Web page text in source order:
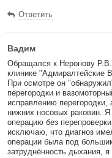
Ответить
Вадим
Обращался к Неронову
клинике "Адмиралтейские
При осмотре он
перегородки и
исправлению
нижних носовых раковин.
операцию без
исключаю, что диагноз
операции была под
затруднённость дыхания,